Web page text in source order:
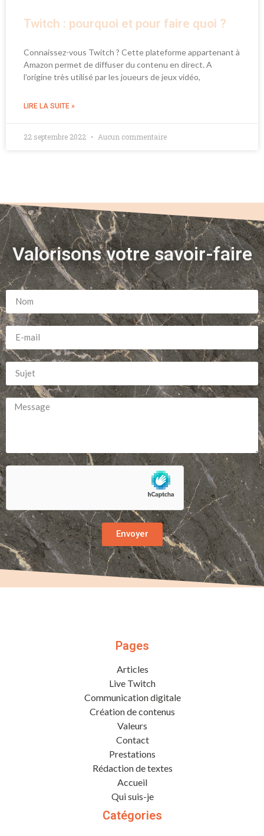
Twitch : pourquoi et pour faire quoi ?
Connaissez-vous Twitch ? Cette plateforme appartenant à
Amazon permet de diffuser du contenu en direct. A
l’origine très utilisé par les joueurs de jeux vidéo,
LIRE LA SUITE »
22 septembre 2022 Aucun commentaire
Valorisons votre savoir-faire
Envoyer
Pages
Articles
Live Twitch
Communication digitale
Création de contenus
Valeurs
Contact
Prestations
Rédaction de textes
Accueil
Qui suis-je
Catégories